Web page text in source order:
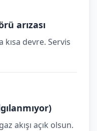
arızası
kısa devre. Servis
akışı açık olsun.